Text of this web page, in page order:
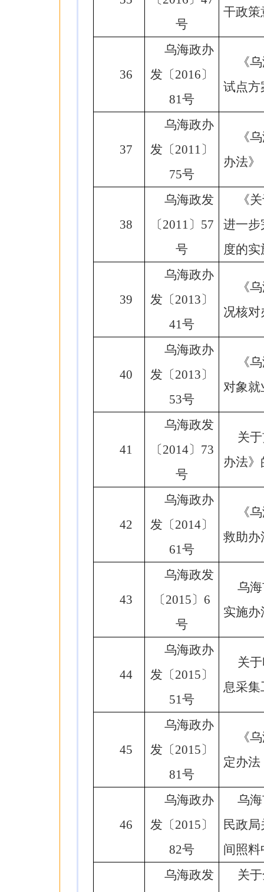
号
干政策
36
乌海政办
发〔2016〕
81号
《
试点方
37
乌海政办
发〔2011〕
75号
《
办法》
38
乌海政发
〔2011〕57
号
《
进一步
度的
39
乌海政办
发〔2013〕
41号
《
况核对
40
乌海政办
发〔2013〕
53号
《
对象就
41
乌海政发
〔2014〕73
号
关
办法
42
乌海政办
发〔2014〕
61号
《
救助办
43
乌海政发
〔2015〕6
号
乌
实施办
44
乌海政办
发〔2015〕
51号
关
息采
45
乌海政办
发〔2015〕
81号
《
定办
46
乌海政办
发〔2015〕
82号
乌
民政
间照
乌海政发
关